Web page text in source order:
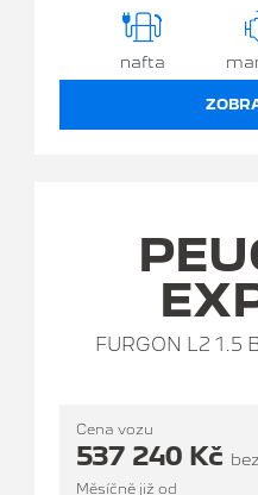
nafta
FURGON L2 1.5
Cena vozu
537 240 Kč
Měsíčně již od